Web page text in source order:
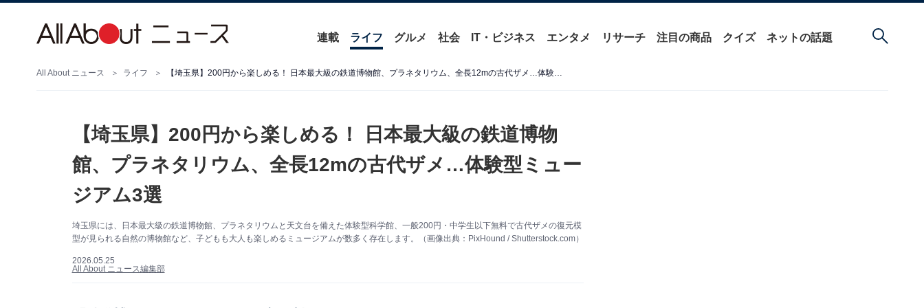
連載 ライフ グルメ 社会 IT・ビジネス エンタメ リサーチ 注目の商品 クイズ ネットの話題
All About ニュース ライフ 【埼玉県】200円から楽しめる！ 日本最大級の鉄道博物館、プラネタリウム、全長12mの古代ザメ…体験型ミュージアム3選
【埼玉県】200円から楽しめる！ 日本最大級の鉄道博物
館、プラネタリウム、全長12mの古代ザメ…体験型ミュー
ジアム3選
埼玉県には、日本最大級の鉄道博物館、プラネタリウムと天文台を備えた体験型科学館、一般200円・中学生以下無料で古代ザメの復元模
型が見られる自然の博物館など、子どもも大人も楽しめるミュージアムが数多く存在します。（画像出典：PixHound / Shutterstock.com）
2026.05.25
All About ニュース編集部